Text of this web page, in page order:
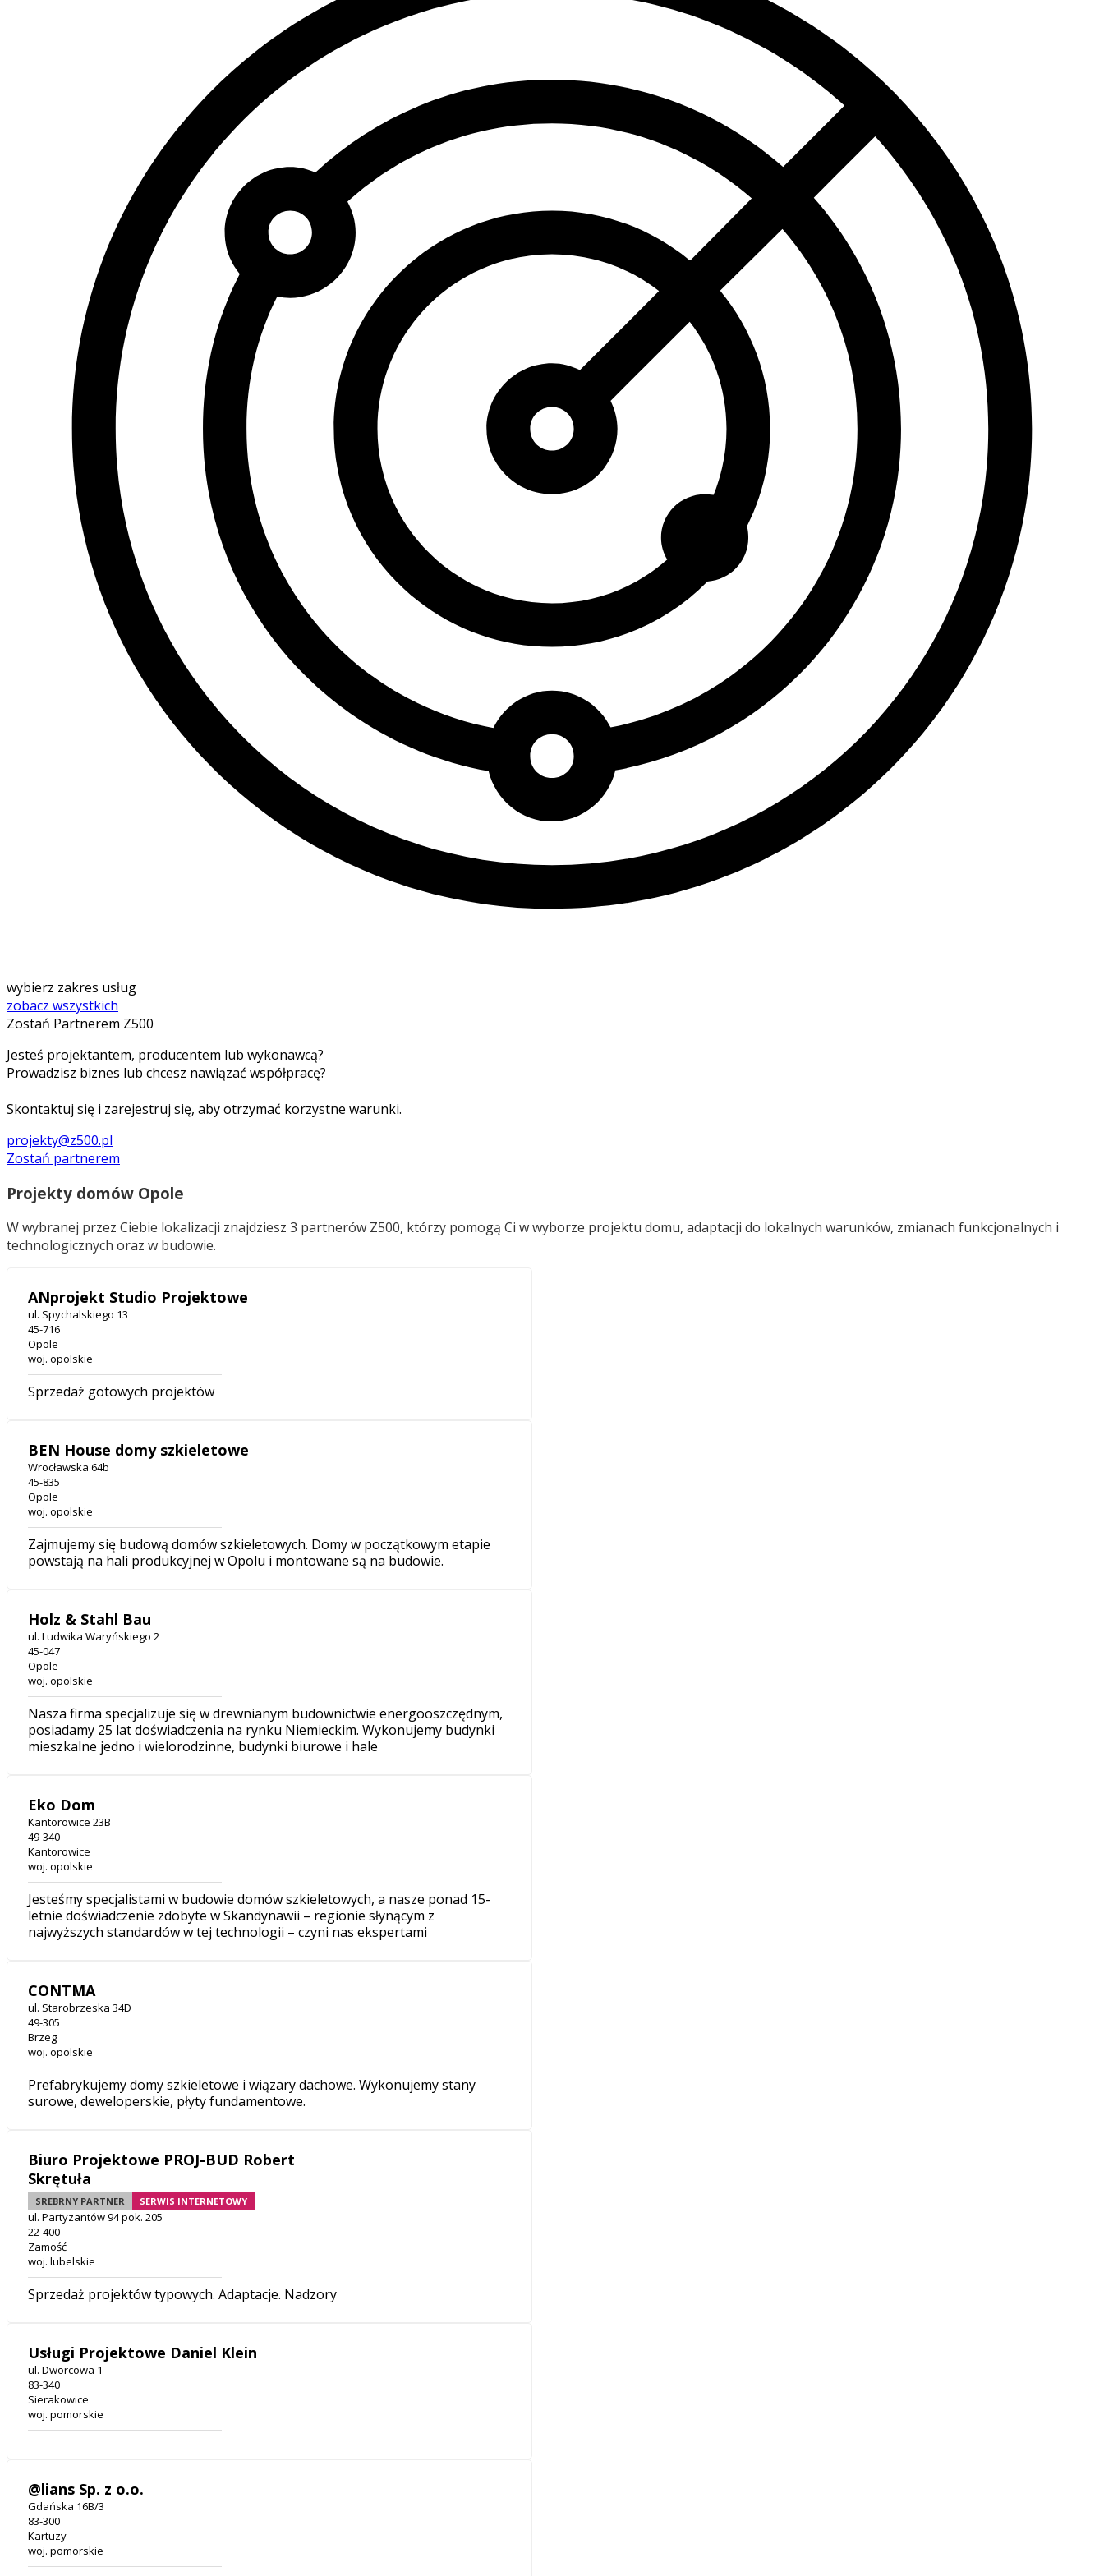
wybierz zakres usług
zobacz wszystkich
Zostań Partnerem Z500
Jesteś projektantem, producentem lub wykonawcą?
Prowadzisz biznes lub chcesz nawiązać współpracę?
Skontaktuj się i zarejestruj się, aby otrzymać korzystne warunki.
projekty@z500.pl
Zostań partnerem
Projekty domów Opole
W wybranej przez Ciebie lokalizacji znajdziesz 3 partnerów Z500, którzy pomogą Ci w wyborze projektu domu, adaptacji do lokalnych warunków, zmianach funkcjonalnych i
technologicznych oraz w budowie.
ANprojekt Studio Projektowe
ul. Spychalskiego 13
45-716
Opole
woj. opolskie
Sprzedaż gotowych projektów
BEN House domy szkieletowe
Wrocławska 64b
45-835
Opole
woj. opolskie
Zajmujemy się budową domów szkieletowych. Domy w początkowym etapie
powstają na hali produkcyjnej w Opolu i montowane są na budowie.
Holz & Stahl Bau
ul. Ludwika Waryńskiego 2
45-047
Opole
woj. opolskie
Nasza firma specjalizuje się w drewnianym budownictwie energooszczędnym,
posiadamy 25 lat doświadczenia na rynku Niemieckim. Wykonujemy budynki
mieszkalne jedno i wielorodzinne, budynki biurowe i hale
Eko Dom
Kantorowice 23B
49-340
Kantorowice
woj. opolskie
Jesteśmy specjalistami w budowie domów szkieletowych, a nasze ponad 15-
letnie doświadczenie zdobyte w Skandynawii – regionie słynącym z
najwyższych standardów w tej technologii – czyni nas ekspertami
CONTMA
ul. Starobrzeska 34D
49-305
Brzeg
woj. opolskie
Prefabrykujemy domy szkieletowe i wiązary dachowe. Wykonujemy stany
surowe, deweloperskie, płyty fundamentowe.
Biuro Projektowe PROJ-BUD Robert
Skrętuła
SREBRNY PARTNER SERWIS INTERNETOWY
ul. Partyzantów 94 pok. 205
22-400
Zamość
woj. lubelskie
Sprzedaż projektów typowych. Adaptacje. Nadzory
Usługi Projektowe Daniel Klein
ul. Dworcowa 1
83-340
Sierakowice
woj. pomorskie
@lians Sp. z o.o.
Gdańska 16B/3
83-300
Kartuzy
woj. pomorskie